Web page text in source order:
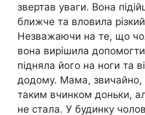
звертав уваги. Вона
ближче та вловила
Незважаючи на те, що
вона вирішила
підняла його на ноги та
додому. Мама, звичайно,
таким вчинком доньки,
не стала. У будинку